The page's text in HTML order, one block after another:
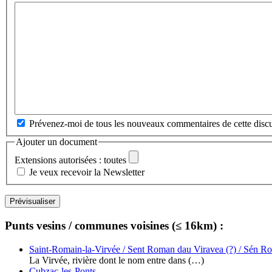
Prévenez-moi de tous les nouveaux commentaires de cette
Ajouter un document
Extensions autorisées : toutes
Je veux recevoir la Newsletter
Punts vesins / communes voisines (≤ 16km) :
Saint-Romain-la-Virvée / Sent Roman dau Viravea (?) / Sén
La Virvée, rivière dont le nom entre dans (…)